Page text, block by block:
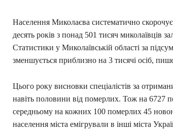
Населення Миколаєва систематично
десять років з понад 501 тисяч миколаївців
Статистики у Миколаївській області за
зменшується приблизно на 3 тисячі осіб,
Цього року висновки спеціалістів за
навіть половини від померлих. Тож на
середньому на кожних 100 померлих 45
населення міста емігрували в інші міста